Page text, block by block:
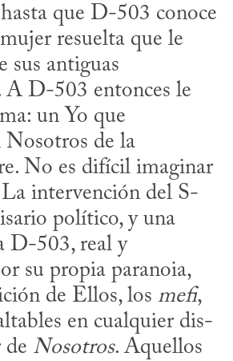
que D-503 conoce
resuelta que le
sus antiguas
A D-503 entonces le
un Yo que
de la
No es difícil imaginar
intervención del S-
político, y una
D-503, real y
su propia paranoia,
de Ellos, los mefi,
en cualquier dis­
de Nosotros. Aquellos